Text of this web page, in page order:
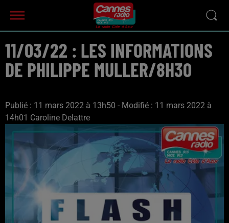
11/03/22 : LES INFORMATIONS
DE PHILIPPE MULLER/8H30
Publié : 11 mars 2022 à 13h50 - Modifié : 11 mars 2022 à
14h01 Caroline Delattre